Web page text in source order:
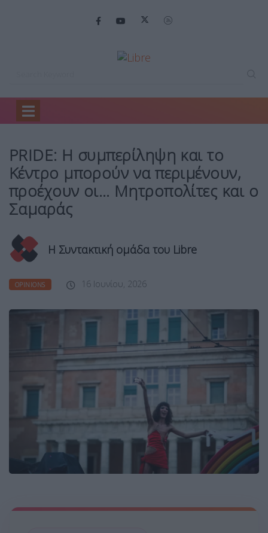
Home
PRIDE: Η συμπερίληψη και το
Κέντρο μπορούν να περιμένουν,
προέχουν οι… Μητροπολίτες και ο
Σαμαράς
Η Συντακτική ομάδα του Libre
OPINIONS 16 Ιουνίου, 2026